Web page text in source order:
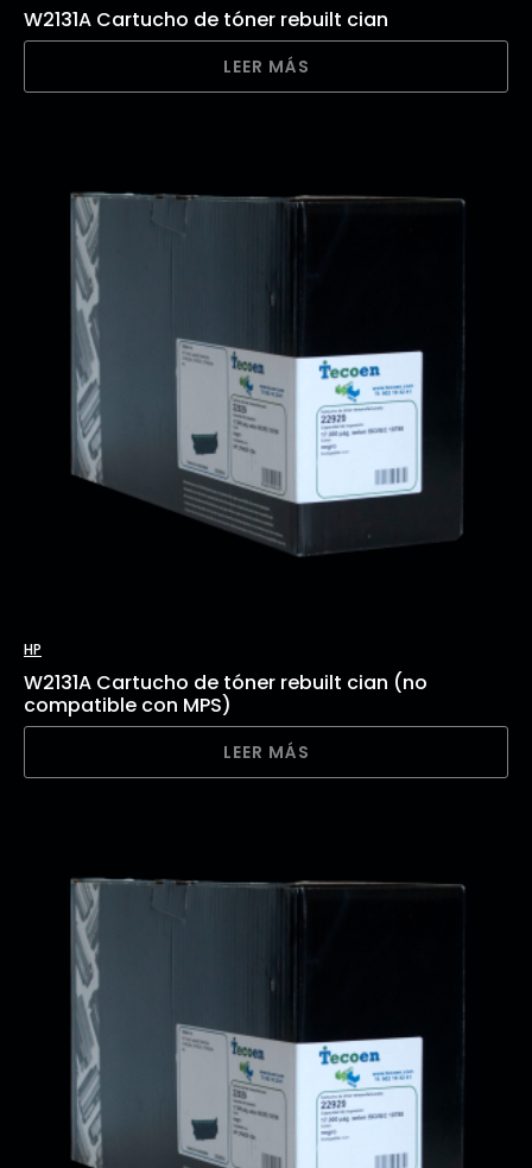
W2131A Cartucho de tóner rebuilt cian
LEER MÁS
HP
W2131A Cartucho de tóner rebuilt cian (no
compatible con MPS)
LEER MÁS